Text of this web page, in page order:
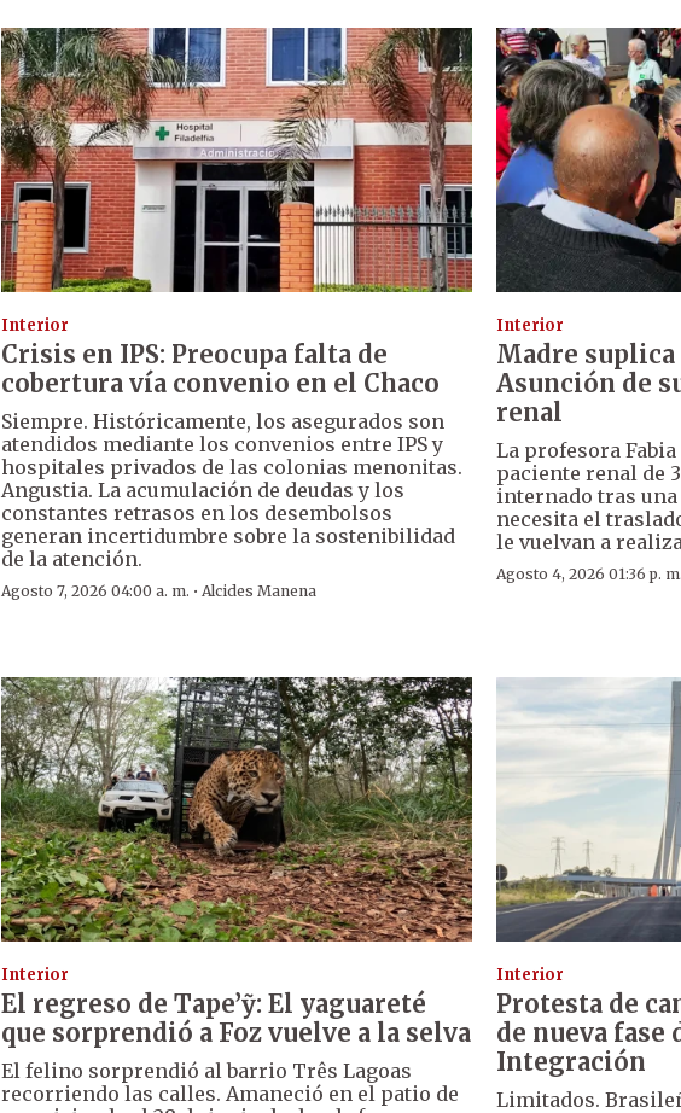
Interior
Crisis en IPS: Preocupa falta de
cobertura vía convenio en el Chaco
Siempre. Históricamente, los asegurados son
atendidos mediante los convenios entre IPS y
hospitales privados de las colonias menonitas.
Angustia. La acumulación de deudas y los
constantes retrasos en los desembolsos
generan incertidumbre sobre la sostenibilidad
de la atención.
Agosto 7, 2026 04:00 a. m. ·Alcides Manena
Interior
Madre
Asunción de
renal
La profesora
paciente renal de
internado tras
necesita el
le vuelvan a
Agosto 4, 2026 01:36 p. m.
Interior
El regreso de Tape’ỹ: El yaguareté
que sorprendió a Foz vuelve a la selva
El felino sorprendió al barrio Três Lagoas
recorriendo las calles. Amaneció en el patio de
Interior
Protesta de
de nueva fase
Integración
Limitados.